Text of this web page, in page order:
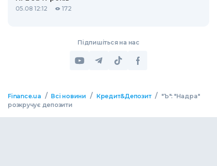
05.08 12:12 172
Підпишіться на нас
Finance.ua / Всі новини / Кредит&Депозит / "Ъ": "Надра"
розкручує депозити